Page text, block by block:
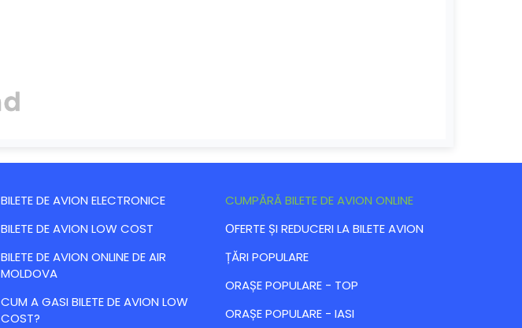
BILETE DE AVION ELECTRONICE
BILETE DE AVION LOW COST
BILETE DE AVION ONLINE DE AIR
MOLDOVA
CUM A GASI BILETE DE AVION LOW
COST?
CUMPĂRĂ BILETE DE AVION ONLINE
ОFERTE ȘI REDUCERI LA BILETE AVION
ȚĂRI POPULARE
ORAȘE POPULARE - TOP
ORAȘE POPULARE - IASI